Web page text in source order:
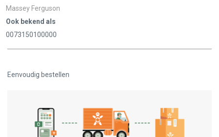
Massey Ferguson
Ook bekend als
0073150100000
Eenvoudig bestellen